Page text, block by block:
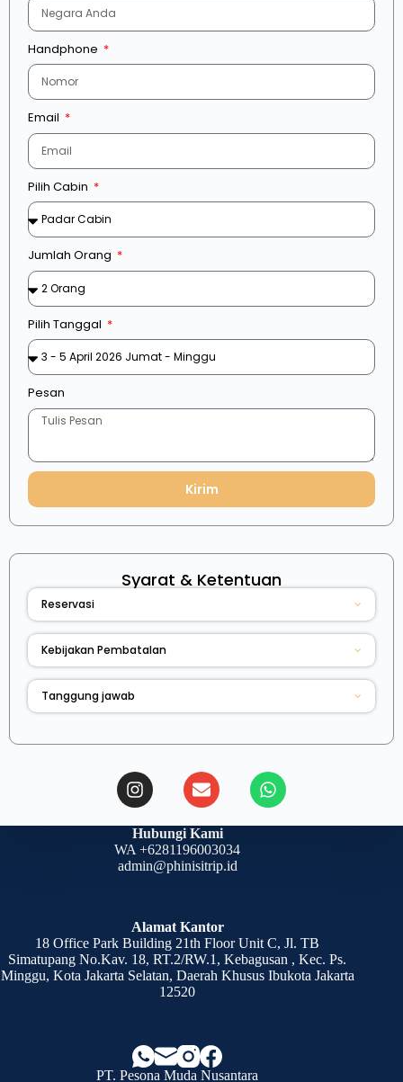
Handphone
Email
Pilih Cabin
Jumlah Orang
Pilih Tanggal
Pesan
Kirim
Syarat & Ketentuan
Reservasi
Kebijakan Pembatalan
Tanggung jawab
Hubungi Kami
WA +6281196003034
admin@phinisitrip.id
Alamat Kantor
18 Office Park Building 21th Floor Unit C, Jl. TB
Simatupang No.Kav. 18, RT.2/RW.1, Kebagusan , Kec. Ps.
Minggu, Kota Jakarta Selatan, Daerah Khusus Ibukota Jakarta
12520
PT. Pesona Muda Nusantara